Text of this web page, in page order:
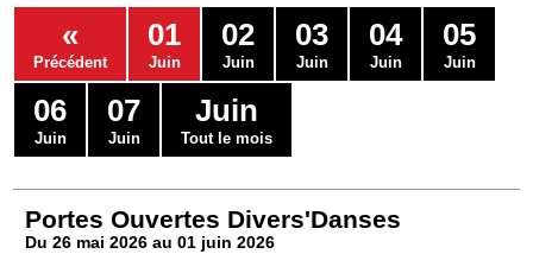
Services
Contacts
«
Précédent
01
Juin
02
Juin
03
Juin
04
Juin
05
Juin
06
Juin
07
Juin
Juin
Tout le mois
Portes Ouvertes Divers'Danses
Du 26 mai 2026 au 01 juin 2026